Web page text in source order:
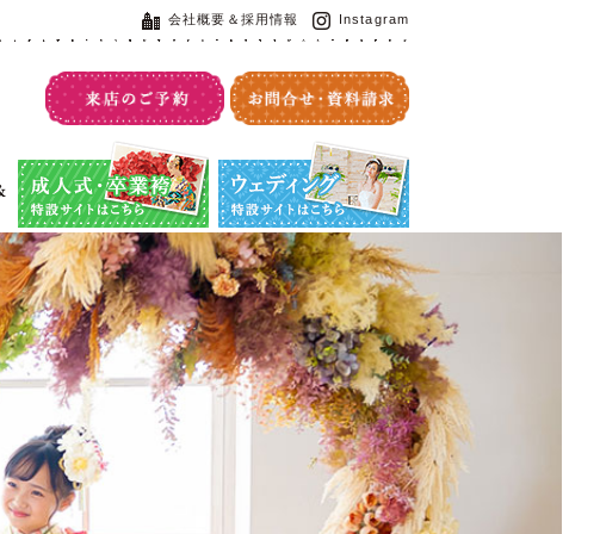
会社概要＆採用情報 Instagram
成人式・卒業袴特設サイト ウエディング特設サイト